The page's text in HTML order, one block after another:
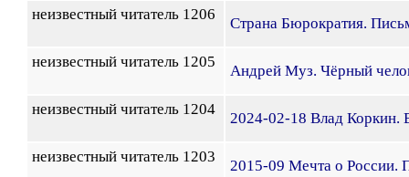
неизвестный читатель 1206
Страна Бюрократия.
неизвестный читатель 1205
Андрей Муз. Чёрный
неизвестный читатель 1204
2024-02-18 Влад Коркин.
неизвестный читатель 1203
2015-09 Мечта о России.